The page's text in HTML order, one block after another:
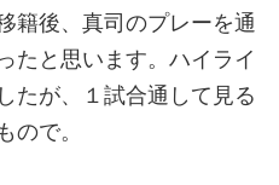
籍後、真司のプレーを通
たと思います。ハイライ
たが、１試合通して見る
ので。